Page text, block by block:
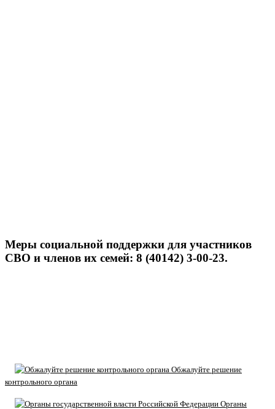
Меры социальной поддержки для участников
СВО и членов их семей: 8 (40142) 3-00-23.
Обжалуйте решение
контрольного органа
Органы